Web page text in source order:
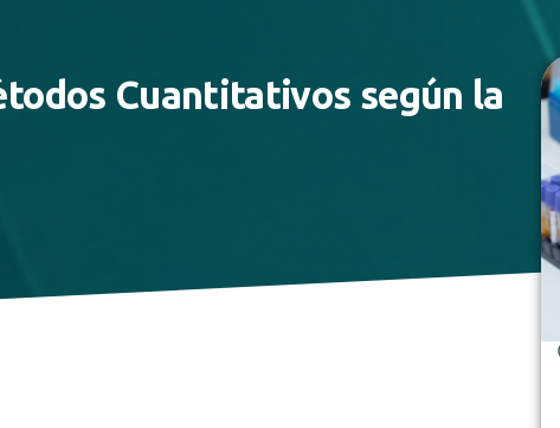
Cuantitativos según la